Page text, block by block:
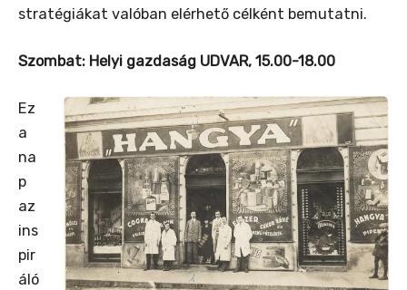
stratégiákat valóban elérhető célként bemutatni.
Szombat: Helyi gazdaság UDVAR, 15.00-18.00
Ez
a
na
p
az
ins
pir
áló